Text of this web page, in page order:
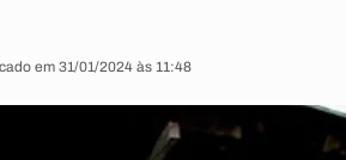
em 31/01/2024 às 11:48